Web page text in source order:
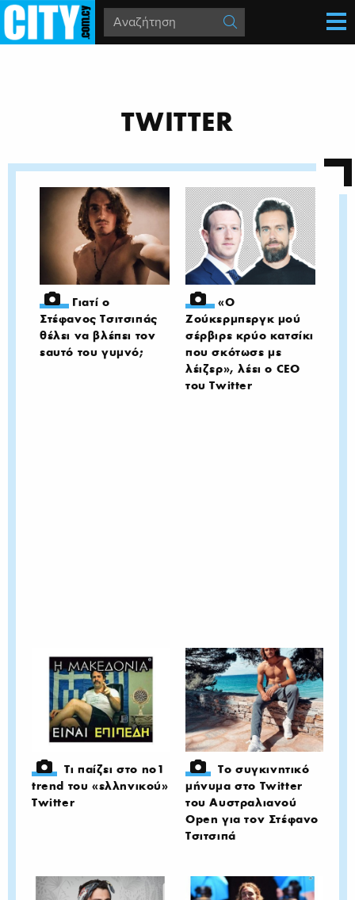
TWITTER
Γιατί ο
Στέφανος Τσιτσιπάς
θέλει να βλέπει τον
εαυτό του γυμνό;
«Ο
Ζούκερμπεργκ μού
σέρβιρε κρύο κατσίκι
που σκότωσε με
λέιζερ», λέει ο CEO
του Twitter
Τι παίζει στο no1
trend του «ελληνικού»
Twitter
Το συγκινητικό
μήνυμα στο Twitter
του Αυστραλιανού
Open για τον Στέφανο
Τσιτσιπά